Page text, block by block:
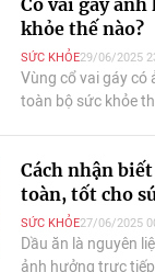
Cổ vai gáy ảnh
khỏe thế nào?
SỨC KHỎE29/06/2025
Vùng cổ vai gáy có
toàn bộ sức khỏe
hiểm.
Cách nhận
toàn, tốt cho
SỨC KHỎE27/06/2025
Dầu ăn là nguyên
ảnh hưởng trực